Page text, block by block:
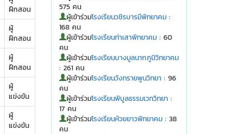
ฝึกสอน
ผู้
ฝึกสอน
ผู้
ฝึกสอน
ผู้
แข่งขัน
ผู้
แข่งขัน
575 คน
ผู้เข้าร่วมโรงเรียนวชิรบารมีพิทยาคม:
168 คน
ผู้เข้าร่วมโรงเรียนท่าเสาพิทยาคม: 60
คน
ผู้เข้าร่วมโรงเรียนบางมูลนากภูมิวิทยาคม
: 261 คน
ผู้เข้าร่วมโรงเรียนวังทรายพูนวิทยา: 96
คน
ผู้เข้าร่วมโรงเรียนพิบูลธรรมเวทวิทยา:
17 คน
ผู้เข้าร่วมโรงเรียนห้วยยาวพิทยาคม: 38
คน